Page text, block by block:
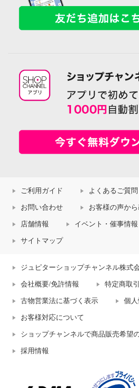
ご利用ガイド よくあるご質問
お問い合わせ お客様の声か
店舗情報 イベント・催事情報
サイトマップ
ジュピターショップチャンネル株式
会社概要/免許情報 特定商取
古物営業法に基づく表示 個
お客様対応について
ショップチャンネルで商品販売希望
採用情報